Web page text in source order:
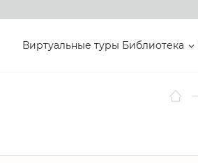
Виртуальные туры Библиотека